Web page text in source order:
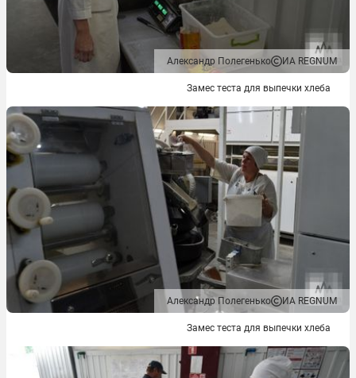
Александр Полегенько ИА REGNUM
Замес теста для выпечки хлеба
Александр Полегенько ИА REGNUM
Замес теста для выпечки хлеба